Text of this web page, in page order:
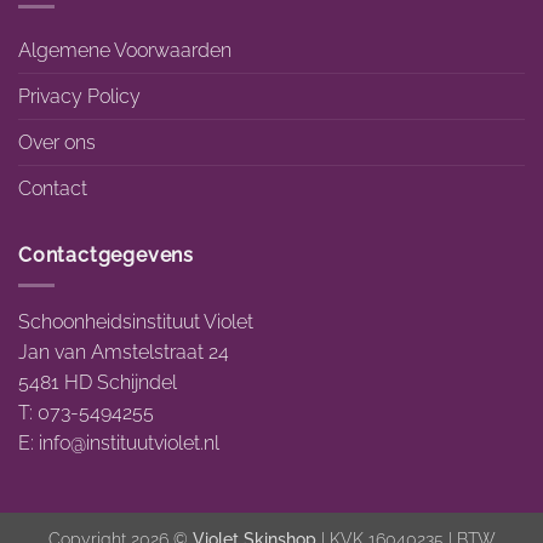
Algemene Voorwaarden
Privacy Policy
Over ons
Contact
Contactgegevens
Schoonheidsinstituut Violet
Jan van Amstelstraat 24
5481 HD Schijndel
T: 073-5494255
E: info@instituutviolet.nl
Copyright 2026 © Violet Skinshop | KVK 16040235 | BTW